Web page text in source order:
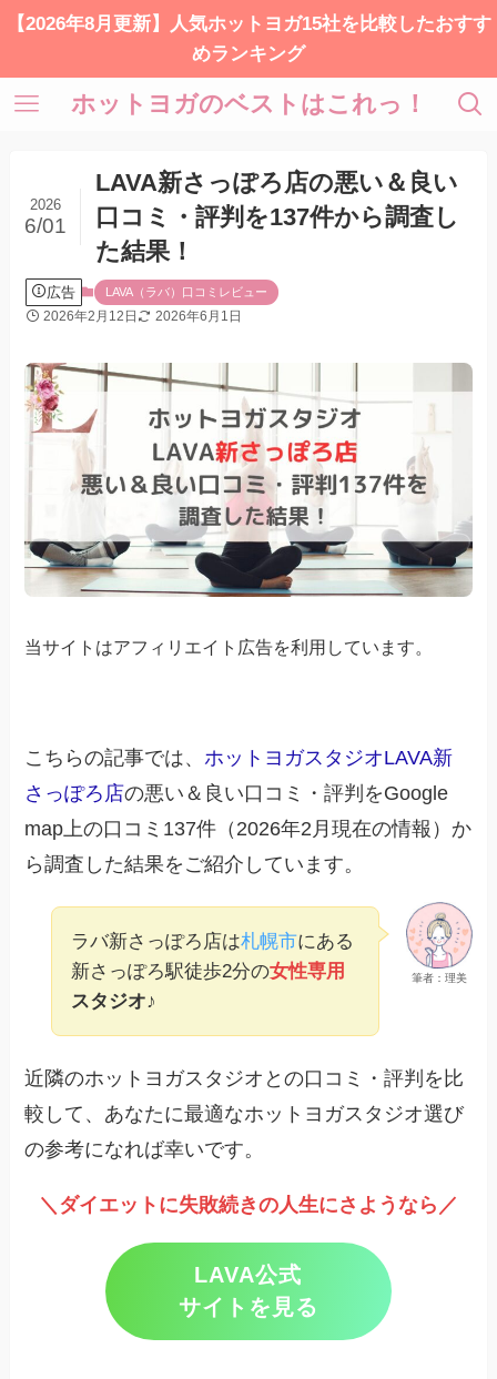
【2026年8月更新】人気ホットヨガ15社を比較したおすす
めランキング
ホットヨガのベストはこれっ！
LAVA新さっぽろ店の悪い＆良い
口コミ・評判を137件から調査し
た結果！
2026
6/01
広告 LAVA（ラバ）口コミレビュー
2026年2月12日 2026年6月1日
当サイトはアフィリエイト広告を利用しています。
こちらの記事では、ホットヨガスタジオLAVA新
さっぽろ店の悪い＆良い口コミ・評判をGoogle
map上の口コミ137件（2026年2月現在の情報）か
ら調査した結果をご紹介しています。
筆者：理美
ラバ新さっぽろ店は札幌市にある
新さっぽろ駅徒歩2分の女性専用
スタジオ♪
近隣のホットヨガスタジオとの口コミ・評判を比
較して、あなたに最適なホットヨガスタジオ選び
の参考になれば幸いです。
＼ダイエットに失敗続きの人生にさようなら／
LAVA公式
サイトを見る